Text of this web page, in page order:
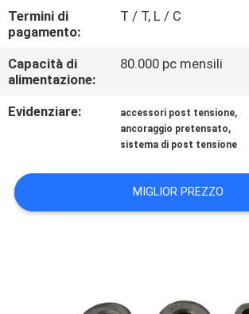
CONTATTACI
NOTIZIE
CHIEDI UN
PREVENTIVO
MAPPA
DEL
POLITICA
Termini di
pagamento:
T / T, L / C
Capacità di
alimentazione:
80.000 pc mensili
Evidenziare: accessori post tensione,
ancoraggio pretensato,
sistema di post tensione
MIGLIOR PREZZO